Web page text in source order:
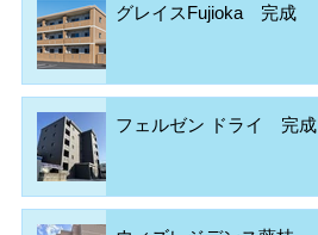
グレイスFujioka 完成
フェルゼン ドライ 完成